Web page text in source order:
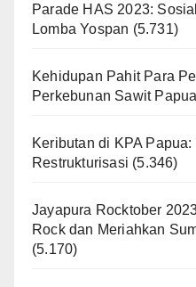
Parade HAS 2023:
Lomba Yospan (5.731)
Kehidupan Pahit Para
Perkebunan Sawit Papua
Keributan di KPA
Restrukturisasi (5.346)
Jayapura Rocktober
Rock dan Meriahkan
(5.170)